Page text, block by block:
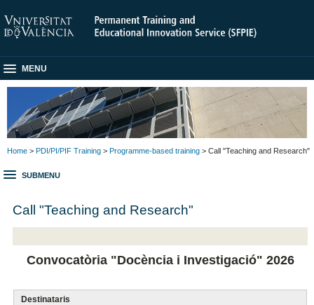
MENU
Home > PDI/PI/PIF Training > Programme-based training > Call "Teaching and Research"
SUBMENU
Call "Teaching and Research"
Convocatòria "Docència i Investigació" 2026
Destinataris